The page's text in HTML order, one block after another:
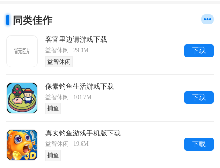
同类佳作
客官里边请游戏下载
益智休闲 29.3M
益智休闲
下载
像素钓鱼生活游戏下载
益智休闲 101.7M
捕鱼
下载
真实钓鱼游戏手机版下载
益智休闲 19.6M
捕鱼
下载